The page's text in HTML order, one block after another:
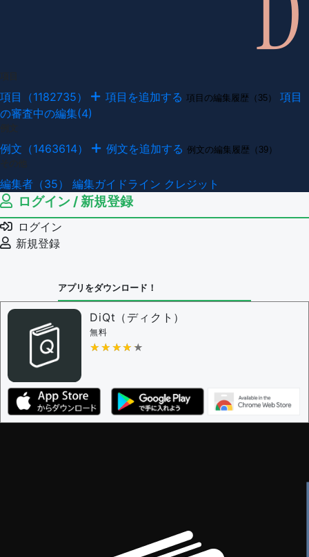
項目（1182735） 項目を追加する 項目の編集履歴（35）
項目
の審査中の編集(4)
例文（1463614） 例文を追加する 例文の編集履歴（39）
編集者（35） 編集ガイドライン クレジット
ログイン / 新規登録
ログイン
新規登録
アプリをダウンロード！
DiQt（ディクト）
無料
★★★★★
★★★★★